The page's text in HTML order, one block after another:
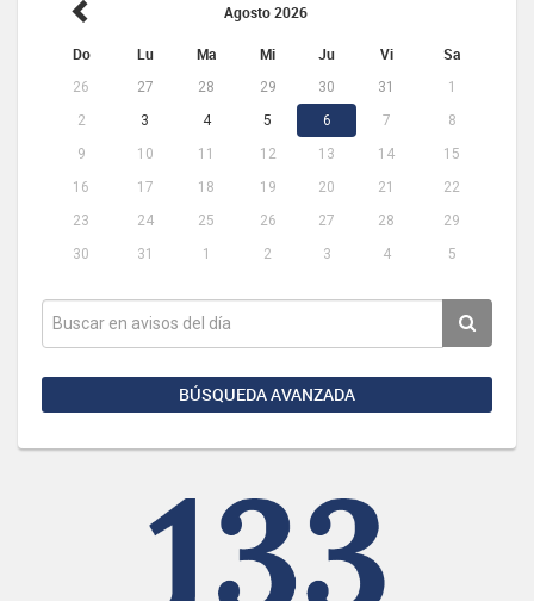
Agosto 2026
Do Lu Ma Mi Ju Vi Sa
26 27 28 29 30 31
1
2
3 4 5 6 7
8
9
10 11 12 13 14
15
16
17 18 19 20 21
22
23
24 25 26 27 28
29
30
31 1 2 3 4 5
BÚSQUEDA AVANZADA